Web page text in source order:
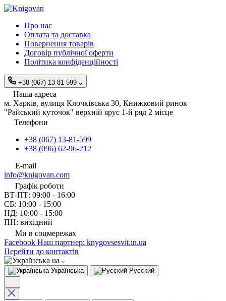
Про нас
Оплата та доставка
Повернення товарів
Договір публічної оферти
Політика конфіденційності
+38 (067) 13-81-599
Наша адреса
м. Харків, вулиця Клочківська 30, Книжковий ринок
"Райський куточок" верхній ярус 1-й ряд 2 місце
Телефони
+38 (067) 13-81-599
+38 (096) 62-96-212
E-mail
info@knigovan.com
Графік роботи
ВТ-ПТ: 09:00 - 16:00
СБ: 10:00 - 15:00
НД: 10:00 - 15:00
ПН: вихідний
Ми в соцмережах
Facebook Наш партнер: knygovsesvit.in.ua
Перейти до контактів
ua
Українська Русский